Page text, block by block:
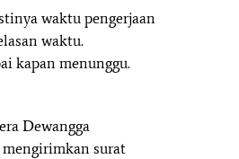
waktu pengerjaan
waktu.
kapan menunggu.
Dewangga
mengirimkan surat